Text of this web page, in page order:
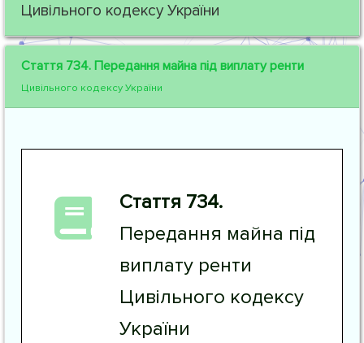
Цивільного кодексу України
Стаття 734. Передання майна під виплату ренти
Цивільного кодексу України
Стаття 734.
Передання майна під
виплату ренти
Цивільного кодексу
України